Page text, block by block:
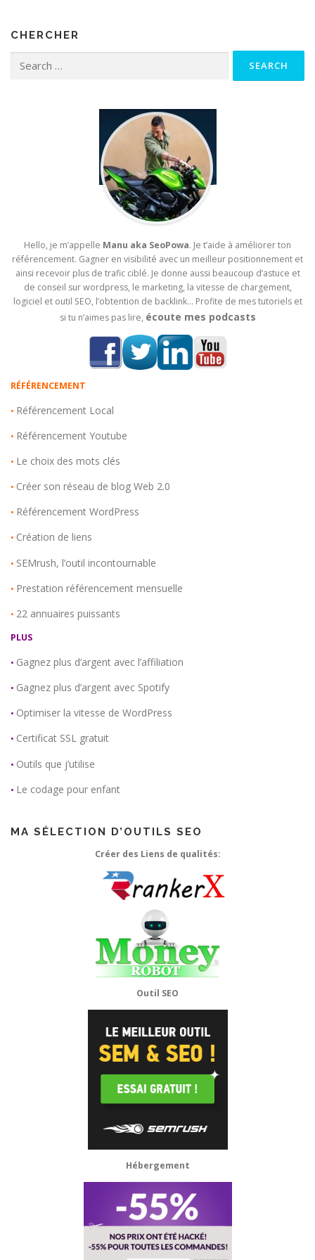
CHERCHER
Hello, je m’appelle Manu aka SeoPowa. Je t’aide à améliorer ton
référencement. Gagner en visibilité avec un meilleur positionnement et
ainsi recevoir plus de trafic ciblé. Je donne aussi beaucoup d’astuce et
de conseil sur wordpress, le marketing, la vitesse de chargement,
logiciel et outil SEO, l’obtention de backlink… Profite de mes tutoriels et
si tu n’aimes pas lire, écoute mes podcasts
RÉFÉRENCEMENT
• Référencement Local
• Référencement Youtube
• Le choix des mots clés
• Créer son réseau de blog Web 2.0
• Référencement WordPress
• Création de liens
• SEMrush, l’outil incontournable
• Prestation référencement mensuelle
• 22 annuaires puissants
PLUS
• Gagnez plus d’argent avec l’affiliation
• Gagnez plus d’argent avec Spotify
• Optimiser la vitesse de WordPress
• Certificat SSL gratuit
• Outils que j’utilise
• Le codage pour enfant
MA SÉLECTION D’OUTILS SEO
Créer des Liens de qualités:
Outil SEO
Hébergement